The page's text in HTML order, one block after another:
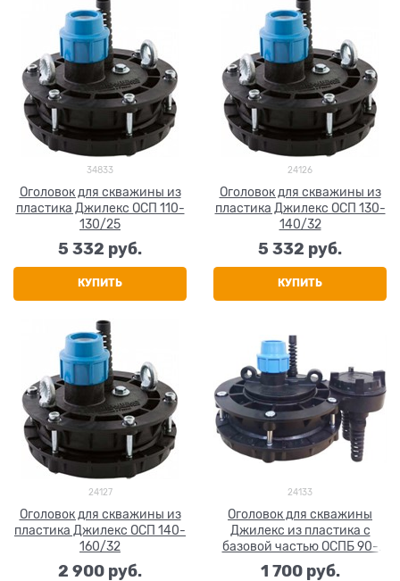
34833
Оголовок для скважины из
пластика Джилекс ОСП 110-
130/25
5 332 руб.
КУПИТЬ
24126
Оголовок для скважины из
пластика Джилекс ОСП 130-
140/32
5 332 руб.
КУПИТЬ
24127
Оголовок для скважины из
пластика Джилекс ОСП 140-
160/32
2 900 руб.
24133
Оголовок для скважины
Джилекс из пластика с
базовой частью ОСПБ 90-
110/25
1 700 руб.